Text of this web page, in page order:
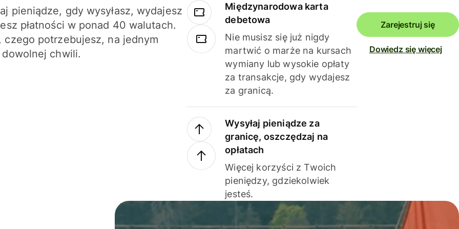
pieniądze, gdy wysyłasz, wydajesz
płatności w ponad 40 walutach.
czego potrzebujesz, na jednym
chwili.
Międzynarodowa karta
debetowa
Nie musisz się już nigdy
martwić o marże na kursach
wymiany lub wysokie opłaty
za transakcje, gdy wydajesz
za granicą.
Wysyłaj pieniądze za
granicę, oszczędzaj na
opłatach
Więcej korzyści z Twoich
pieniędzy, gdziekolwiek
jesteś.
Zarejestruj się
Dowiedz się więcej